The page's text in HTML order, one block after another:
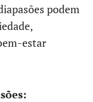
podem
estar